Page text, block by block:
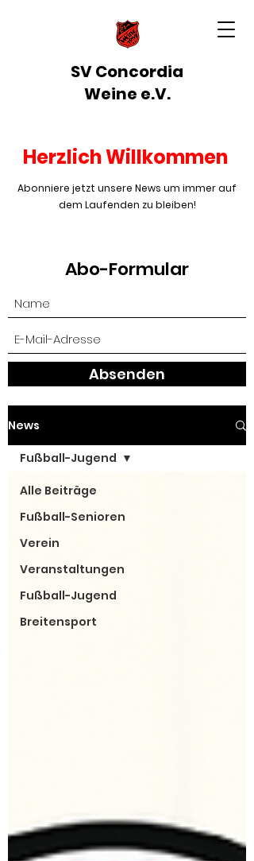
SV Concordia
Weine e.V.
Herzlich Willkommen
Abonniere jetzt unsere News um immer auf
dem Laufenden zu bleiben!
Abo-Formular
Absenden
News
Alle Beiträge
Fußball-Senioren
Verein
Veranstaltungen
Fußball-Jugend
Breitensport
Fußball-Jugend